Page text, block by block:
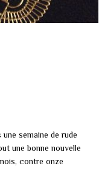
semaine de rude
une bonne nouvelle
contre onze